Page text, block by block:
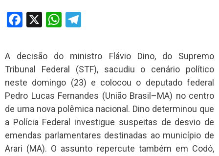
Facebook
X WhatsApp
A decisão do ministro Flávio Dino, do Supremo
Tribunal Federal (STF), sacudiu o cenário político
neste domingo (23) e colocou o deputado federal
Pedro Lucas Fernandes (União Brasil–MA) no centro
de uma nova polêmica nacional. Dino determinou que
a Polícia Federal investigue suspeitas de desvio de
emendas parlamentares destinadas ao município de
Arari (MA). O assunto repercute também em Codó,